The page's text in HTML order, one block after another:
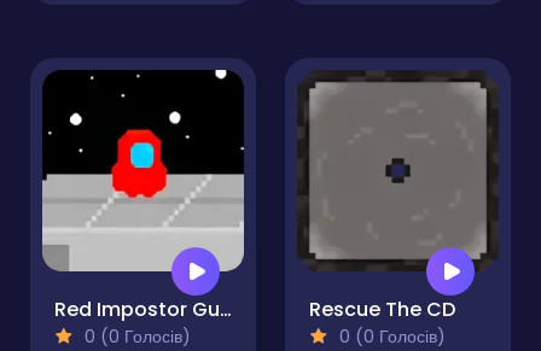
Red Impostor Guys
0 (0 Голосів)
Rescue The CD
0 (0 Голосів)